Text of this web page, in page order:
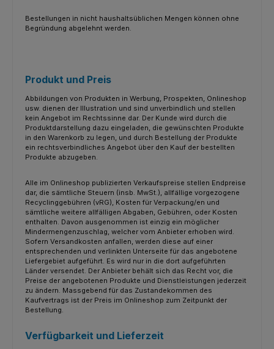
Bestellungen in nicht haushaltsüblichen Mengen können ohne
Begründung abgelehnt werden.
Produkt und Preis
Abbildungen von Produkten in Werbung, Prospekten, Onlineshop
usw. dienen der Illustration und sind unverbindlich und stellen
kein Angebot im Rechtssinne dar. Der Kunde wird durch die
Produktdarstellung dazu eingeladen, die gewünschten Produkte
in den Warenkorb zu legen, und durch Bestellung der Produkte
ein rechtsverbindliches Angebot über den Kauf der bestellten
Produkte abzugeben.
Alle im Onlineshop publizierten Verkaufspreise stellen Endpreise
dar, die sämtliche Steuern (insb. MwSt.), allfällige vorgezogene
Recyclinggebühren (vRG), Kosten für Verpackung/en und
sämtliche weitere allfälligen Abgaben, Gebühren, oder Kosten
enthalten. Davon ausgenommen ist einzig ein möglicher
Mindermengenzuschlag, welcher vom Anbieter erhoben wird.
Sofern Versandkosten anfallen, werden diese auf einer
entsprechenden und verlinkten Unterseite für das angebotene
Liefergebiet aufgeführt. Es wird nur in die dort aufgeführten
Länder versendet. Der Anbieter behält sich das Recht vor, die
Preise der angebotenen Produkte und Dienstleistungen jederzeit
zu ändern. Massgebend für das Zustandekommen des
Kaufvertrags ist der Preis im Onlineshop zum Zeitpunkt der
Bestellung.
Verfügbarkeit und Lieferzeit